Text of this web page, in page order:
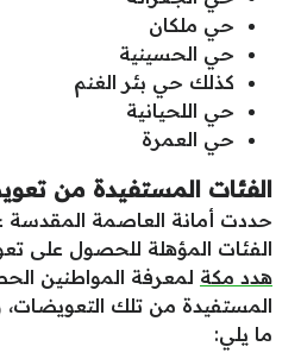
حي ملكان
حي الحسينية
كذلك حي بئر الغنم
حي اللحيانية
حي العمرة
الفئات المستفيدة من
حددت أمانة العاصمة المقدسة
الفئات المؤهلة للحصول على
هدد مكة لمعرفة المواطنين
المستفيدة من تلك
ما يلي: